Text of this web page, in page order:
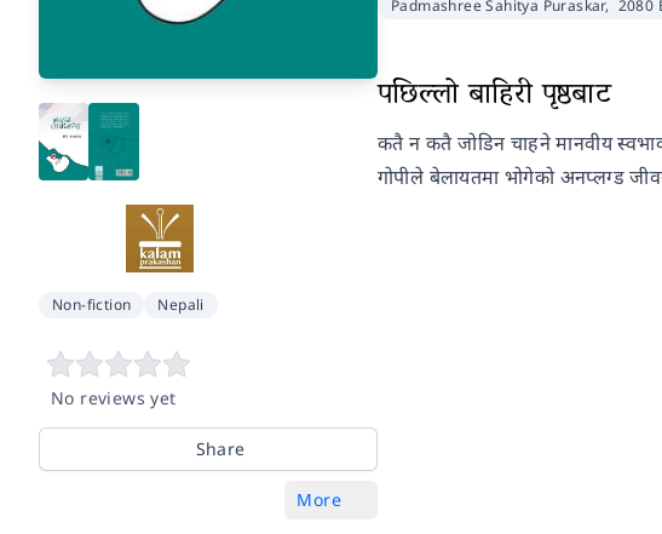
Non-fiction Nepali
No reviews yet
Share
More
Padmashree Sahitya Puraskar, 2080
पछिल्लो बाहिरी पृष्ठबाट
कतै न कतै जोडिन चाहने मानवीय
गोपीले बेलायतमा भोगेको अनप्लग्ड